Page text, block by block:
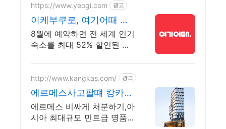
https://www.yeogi.com 광고
이케부쿠로, 여기어때 오
픈런숙소 최대 81% 할인
8월에 예약하면 전 세계 인기
숙소를 최대 52% 할인된 가
하게 숙소 예약하기
http://www.kangkas.com/ 광고
에르메스사고팔떄 캉카스
백화점 100개 명품 매장
이 한곳에
에르메스 비싸게 처분하기,아
시아 최대규모 민트급 명품